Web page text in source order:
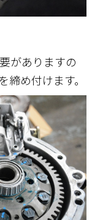
がありますの
め付けます。